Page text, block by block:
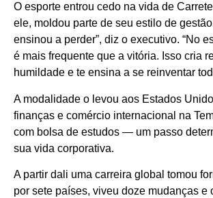
O esporte entrou cedo na vida de
ele, moldou parte de seu estilo de
ensinou a perder”, diz o executivo. “No
é mais frequente que a vitória. Isso cria
humildade e te ensina a se reinventar
A modalidade o levou aos Estados
finanças e comércio internacional na
com bolsa de estudos — um passo
sua vida corporativa.
A partir dali uma carreira global tomou
por sete países, viveu doze mudanças e